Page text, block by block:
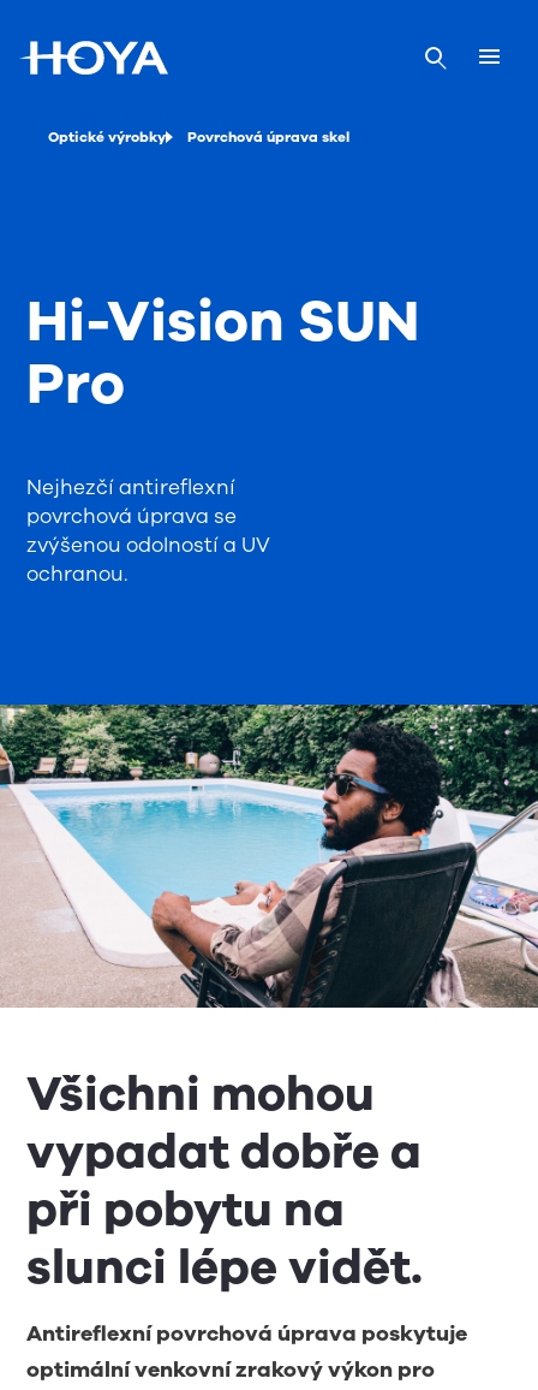
Optické výrobky Povrchová úprava skel
Nejhezčí antireflexní
povrchová úprava se
zvýšenou odolností a UV
ochranou.
Hi-Vision SUN
Pro
Všichni mohou
vypadat dobře a
při pobytu na
slunci lépe vidět.
Antireflexní povrchová úprava poskytuje
optimální venkovní zrakový výkon pro